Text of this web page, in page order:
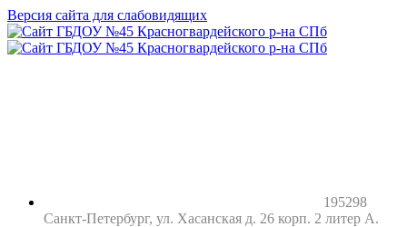
Версия сайта для слабовидящих
195298
Санкт-Петербург, ул. Хасанская д. 26 корп. 2 литер А.